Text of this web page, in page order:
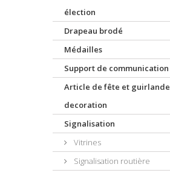
élection
Drapeau brodé
Médailles
Support de communication
Article de fête et guirlande
decoration
Signalisation
Vitrines
Signalisation routière